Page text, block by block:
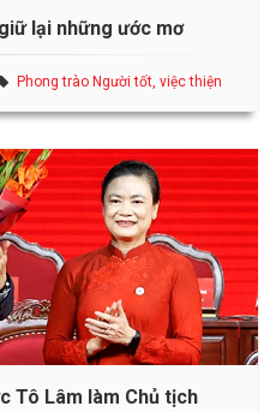
lại những ước mơ
Phong trào Người tốt, việc thiện
Tô Lâm làm Chủ tịch